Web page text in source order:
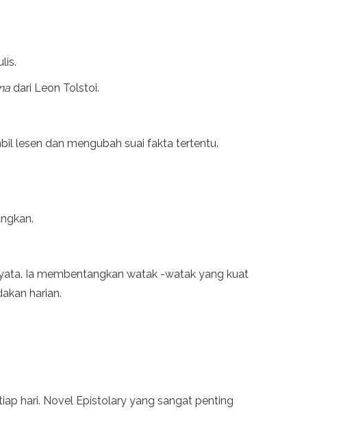
dari Leon Tolstoi.
lesen dan mengubah suai fakta tertentu.
Ia membentangkan watak -watak yang kuat
harian.
hari. Novel Epistolary yang sangat penting